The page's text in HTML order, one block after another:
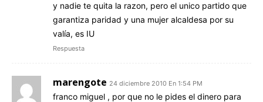
y nadie te quita la razon, pero el unico partido que
garantiza paridad y una mujer alcaldesa por su
valía, es IU
Respuesta
marengote 24 diciembre 2010 En 1:54 PM
franco miguel , por que no le pides el dinero para